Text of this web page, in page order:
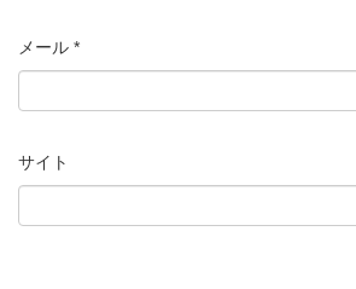
メール *
サイト